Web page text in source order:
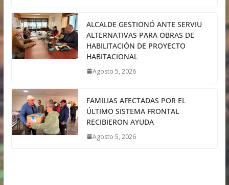
ALCALDE GESTIONÓ ANTE SERVIU
ALTERNATIVAS PARA OBRAS DE
HABILITACIÓN DE PROYECTO
HABITACIONAL
Agosto 5, 2026
FAMILIAS AFECTADAS POR EL
ÚLTIMO SISTEMA FRONTAL
RECIBIERON AYUDA
Agosto 5, 2026